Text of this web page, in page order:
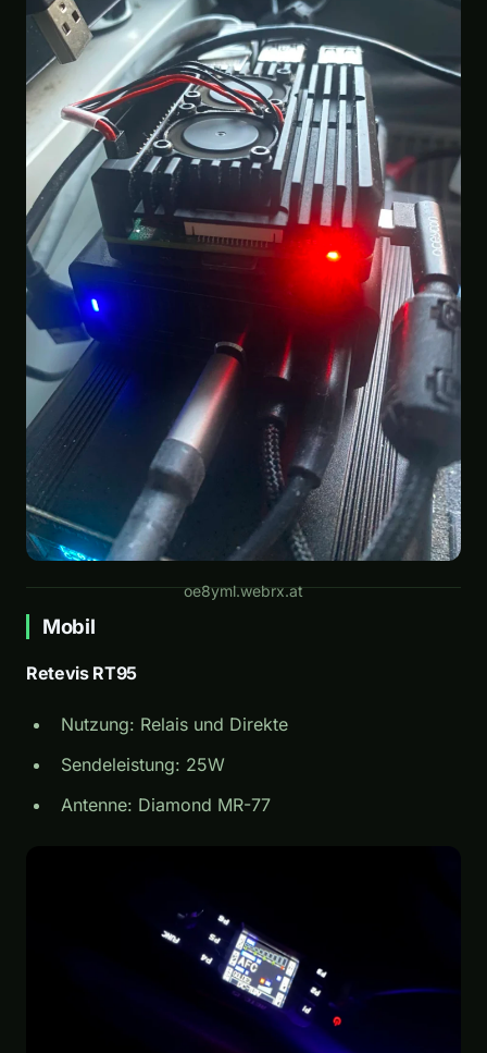
oe8yml.webrx.at
Mobil
Retevis RT95
Nutzung: Relais und Direkte
Sendeleistung: 25W
Antenne: Diamond MR-77